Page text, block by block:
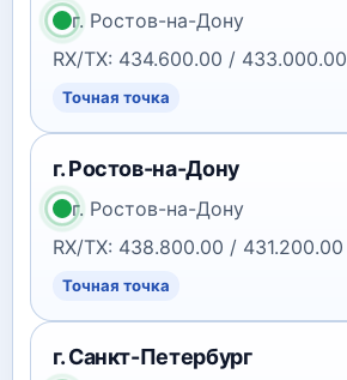
г. Ростов-на-Дону
RX/TX: 434.600.00 / 433.000.00
Точная точка
г. Ростов-на-Дону
г. Ростов-на-Дону
RX/TX: 438.800.00 / 431.200.00
Точная точка
г. Санкт-Петербург